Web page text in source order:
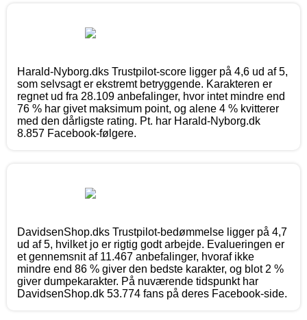
Harald-Nyborg.dks Trustpilot-score ligger på 4,6 ud af 5,
som selvsagt er ekstremt betryggende. Karakteren er
regnet ud fra 28.109 anbefalinger, hvor intet mindre end
76 % har givet maksimum point, og alene 4 % kvitterer
med den dårligste rating. Pt. har Harald-Nyborg.dk
8.857 Facebook-følgere.
DavidsenShop.dks Trustpilot-bedømmelse ligger på 4,7
ud af 5, hvilket jo er rigtig godt arbejde. Evalueringen er
et gennemsnit af 11.467 anbefalinger, hvoraf ikke
mindre end 86 % giver den bedste karakter, og blot 2 %
giver dumpekarakter. På nuværende tidspunkt har
DavidsenShop.dk 53.774 fans på deres Facebook-side.